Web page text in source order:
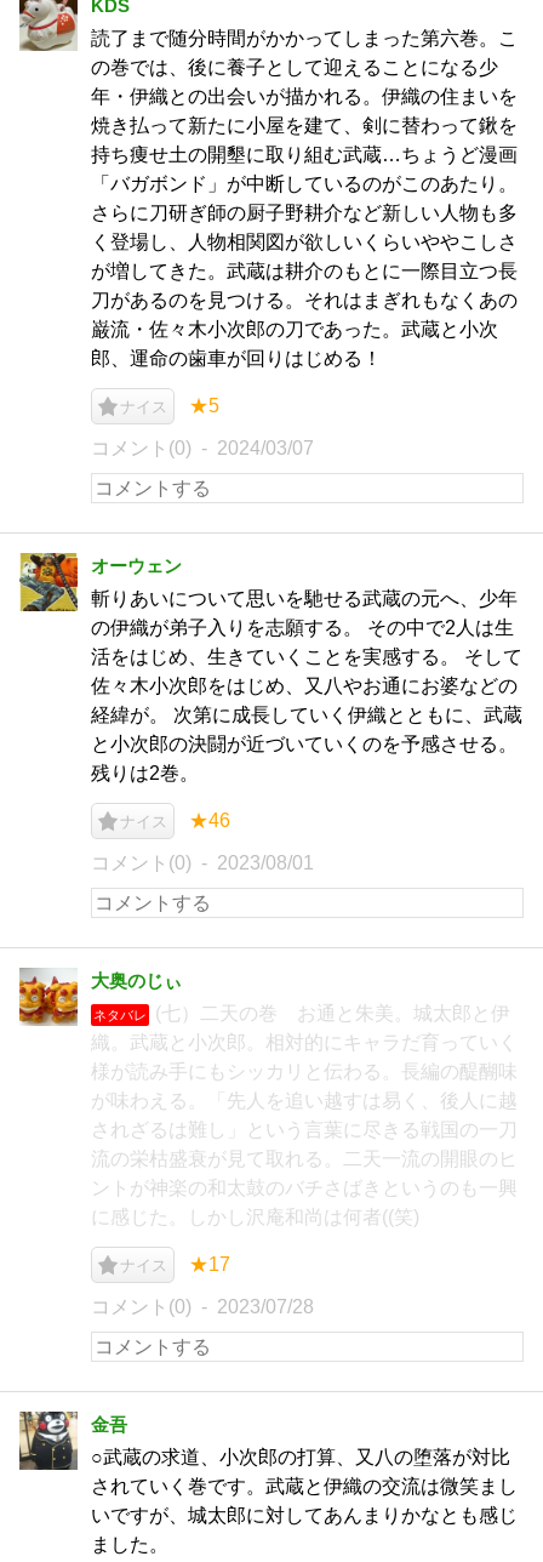
KDS
読了まで随分時間がかかってしまった第六巻。こ
の巻では、後に養子として迎えることになる少
年・伊織との出会いが描かれる。伊織の住まいを
焼き払って新たに小屋を建て、剣に替わって鍬を
持ち痩せ土の開墾に取り組む武蔵…ちょうど漫画
「バガボンド」が中断しているのがこのあたり。
さらに刀研ぎ師の厨子野耕介など新しい人物も多
く登場し、人物相関図が欲しいくらいややこしさ
が増してきた。武蔵は耕介のもとに一際目立つ長
刀があるのを見つける。それはまぎれもなくあの
巌流・佐々木小次郎の刀であった。武蔵と小次
郎、運命の歯車が回りはじめる！
ナイス ★5
コメント(0) 2024/03/07
オーウェン
斬りあいについて思いを馳せる武蔵の元へ、少年
の伊織が弟子入りを志願する。 その中で2人は生
活をはじめ、生きていくことを実感する。 そして
佐々木小次郎をはじめ、又八やお通にお婆などの
経緯が。 次第に成長していく伊織とともに、武蔵
と小次郎の決闘が近づいていくのを予感させる。
残りは2巻。
ナイス ★46
コメント(0) 2023/08/01
大奥のじぃ
ネタバレ
(七）二天の巻 お通と朱美。城太郎と伊
織。武蔵と小次郎。相対的にキャラだ育っていく
様が読み手にもシッカリと伝わる。長編の醍醐味
が味わえる。「先人を追い越すは易く、後人に越
されざるは難し」という言葉に尽きる戦国の一刀
流の栄枯盛衰が見て取れる。二天一流の開眼のヒ
ントが神楽の和太鼓のバチさばきというのも一興
に感じた。しかし沢庵和尚は何者((笑)
ナイス ★17
コメント(0) 2023/07/28
金吾
○武蔵の求道、小次郎の打算、又八の堕落が対比
されていく巻です。武蔵と伊織の交流は微笑まし
いですが、城太郎に対してあんまりかなとも感じ
ました。